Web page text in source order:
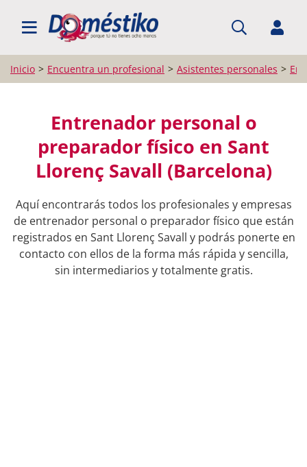
BUSCAR PROFESIONALES
Inicio Encuentra un profesional Asistentes personales
Entrenador personal o
preparador físico en Sant
Llorenç Savall (Barcelona)
Aquí encontrarás todos los profesionales y empresas
de entrenador personal o preparador físico que están
registrados en Sant Llorenç Savall y podrás ponerte en
contacto con ellos de la forma más rápida y sencilla,
sin intermediarios y totalmente gratis.